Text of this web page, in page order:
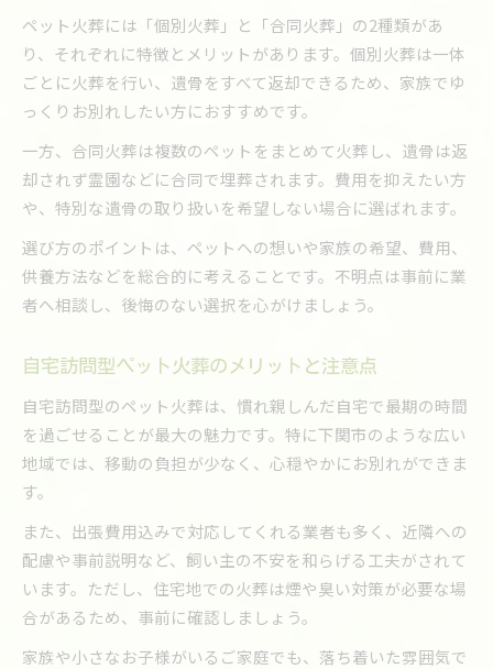
ペット火葬には「個別火葬」と「合同火葬」の2種類があ
り、それぞれに特徴とメリットがあります。個別火葬は一体
ごとに火葬を行い、遺骨をすべて返却できるため、家族でゆ
っくりお別れしたい方におすすめです。
一方、合同火葬は複数のペットをまとめて火葬し、遺骨は返
却されず霊園などに合同で埋葬されます。費用を抑えたい方
や、特別な遺骨の取り扱いを希望しない場合に選ばれます。
選び方のポイントは、ペットへの想いや家族の希望、費用、
供養方法などを総合的に考えることです。不明点は事前に業
者へ相談し、後悔のない選択を心がけましょう。
自宅訪問型ペット火葬のメリットと注意点
自宅訪問型のペット火葬は、慣れ親しんだ自宅で最期の時間
を過ごせることが最大の魅力です。特に下関市のような広い
地域では、移動の負担が少なく、心穏やかにお別れができま
す。
また、出張費用込みで対応してくれる業者も多く、近隣への
配慮や事前説明など、飼い主の不安を和らげる工夫がされて
います。ただし、住宅地での火葬は煙や臭い対策が必要な場
合があるため、事前に確認しましょう。
家族や小さなお子様がいるご家庭でも、落ち着いた雰囲気で